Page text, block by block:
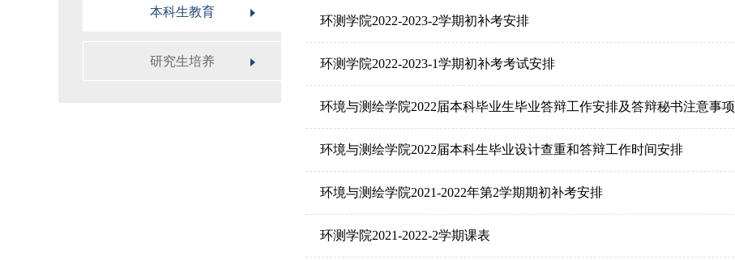
本科生教育
研究生培养
环测学院2022-2023-2学期初补考安排
环测学院2022-2023-1学期初补考考试安排
环境与测绘学院2022届本科毕业生毕业答辩工作安排及答辩秘书注意事项
环境与测绘学院2022届本科生毕业设计查重和答辩工作时间安排
环境与测绘学院2021-2022年第2学期期初补考安排
环测学院2021-2022-2学期课表